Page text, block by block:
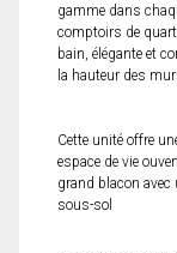
gamme dans
comptoirs de
bain, élégante et
la hauteur des
Cette unité offre
espace de vie
grand blacon avec
sous-sol